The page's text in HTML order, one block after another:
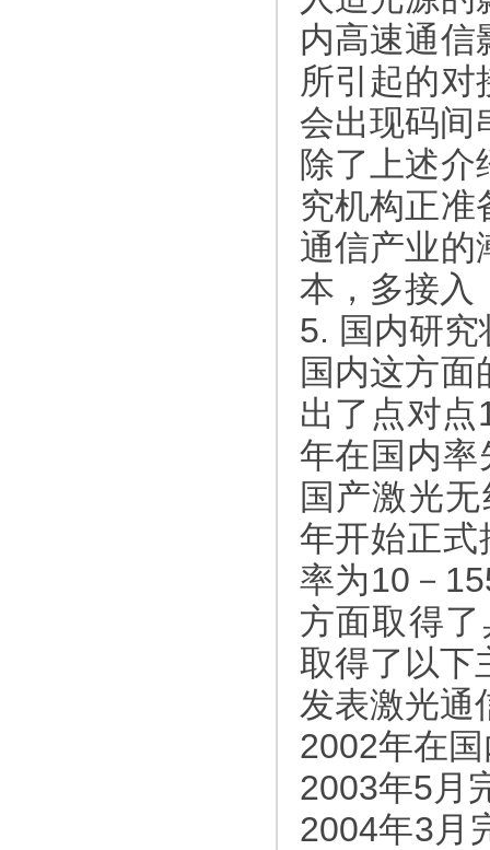
内高速通信
所引起的对
会出现码间
除了上述介
究机构正准
通信产业的
本，多接入
5. 国内研究
国内这方
出了点对
年在国内
国产激光
年开始正
率为10－
方面取得
取得了以下
发表激光通
2002年在
2003年5月
2004年3月